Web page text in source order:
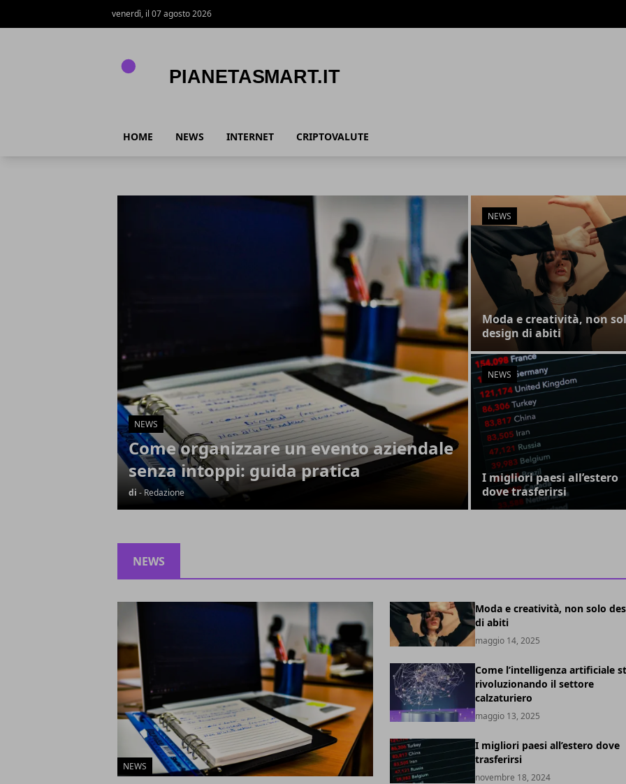
venerdì, il 07 agosto 2026
HOME NEWS INTERNET CRIPTOVALUTE
NEWS
Come organizzare un evento aziendale
senza intoppi: guida pratica
di - Redazione
NEWS
Moda e creatività, non
design di abiti
NEWS
I migliori paesi all’estero
dove trasferirsi
NEWS
NEWS
Moda e creatività, non solo
di abiti
maggio 14, 2025
Come l’intelligenza artificiale
rivoluzionando il settore
calzaturiero
maggio 13, 2025
I migliori paesi all’estero dove
trasferirsi
novembre 18, 2024